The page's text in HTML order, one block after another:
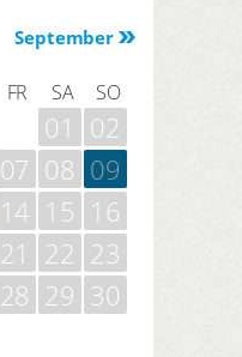
September
FR SA SO
01
02
07 08 09
14 15 16
21 22 23
28 29 30